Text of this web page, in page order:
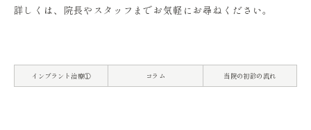
詳しくは、院長やスタッフまでお気軽にお尋ねください。
インプラント治療① コラム 当院の初診の流れ